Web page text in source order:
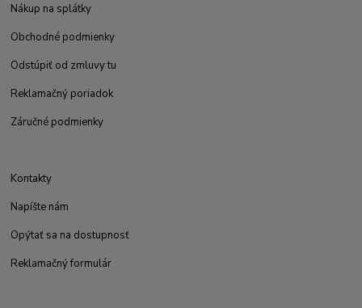
Nákup na splátky
Obchodné podmienky
Odstúpiť od zmluvy tu
Reklamačný poriadok
Záručné podmienky
Kontakty
Napíšte nám
Opýtať sa na dostupnosť
Reklamačný formulár